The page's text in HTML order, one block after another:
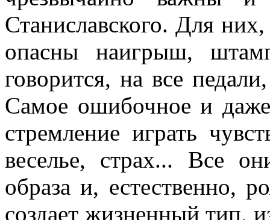
Станиславско­го. Для
опасны наигрыш,
говорится, на все
Самое оши­бочное и
стремление играть
веселье, страх... Все
образа и, естественно,
создает жизненный тип,